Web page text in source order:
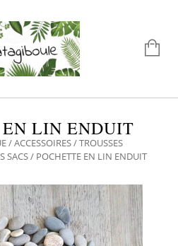
LIN ENDUIT
/ACCESSOIRES/TROUSSES
SACS/ POCHETTE EN LIN ENDUIT